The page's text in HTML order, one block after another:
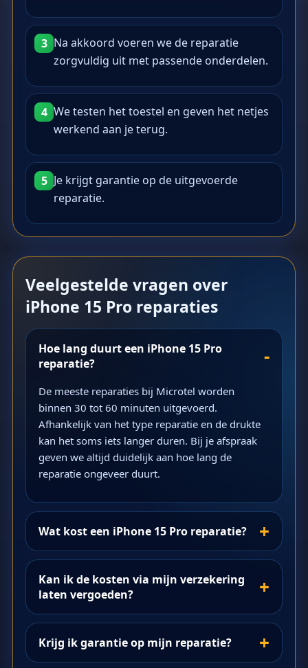
3 Na akkoord voeren we de reparatie
zorgvuldig uit met passende onderdelen.
4 We testen het toestel en geven het netjes
werkend aan je terug.
5 Je krijgt garantie op de uitgevoerde
reparatie.
Veelgestelde vragen over
iPhone 15 Pro reparaties
Hoe lang duurt een iPhone 15 Pro
reparatie?
De meeste reparaties bij Microtel worden
binnen 30 tot 60 minuten uitgevoerd.
Afhankelijk van het type reparatie en de drukte
kan het soms iets langer duren. Bij je afspraak
geven we altijd duidelijk aan hoe lang de
reparatie ongeveer duurt.
Wat kost een iPhone 15 Pro reparatie?
Kan ik de kosten via mijn verzekering
laten vergoeden?
Krijg ik garantie op mijn reparatie?